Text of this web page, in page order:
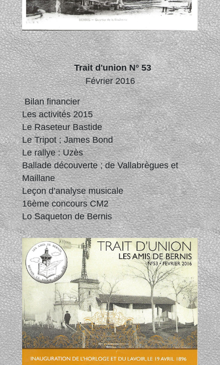
Trait d'union N° 53
Février 2016
Bilan financier
Les activités 2015
Le Raseteur Bastide
Le Tripot ; James Bond
Le rallye : Uzès
Ballade découverte ; de Vallabrègues et
Maillane
Leçon d’analyse musicale
16ème concours CM2
Lo Saqueton de Bernis